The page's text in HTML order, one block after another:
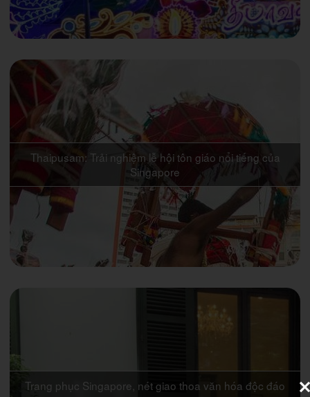
Thaipusam: Trải nghiệm lễ hội tôn giáo nổi tiếng của
Singapore
Trang phục Singapore, nét giao thoa văn hóa độc đáo